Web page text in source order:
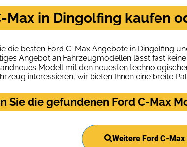
Max in Dingolfing kaufen
die besten Ford C-Max Angebote in Dingolfing
Angebot an Fahrzeugmodellen lässt fast
Modell mit den neuesten
interessieren, wir bieten Ihnen eine breite
Sie die gefundenen Ford C-Max
Weitere Ford C-Max